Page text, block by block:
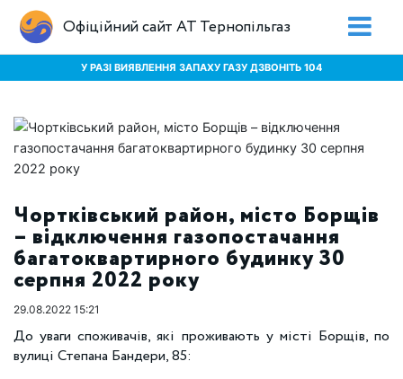
Офіційний сайт АТ Тернопільгаз
У РАЗІ ВИЯВЛЕННЯ ЗАПАХУ ГАЗУ ДЗВОНІТЬ 104
Чортківський район, місто Борщів
– відключення газопостачання
багатоквартирного будинку 30
серпня 2022 року
29.08.2022 15:21
До уваги споживачів, які проживають у місті Борщів, по
вулиці Степана Бандери, 85: